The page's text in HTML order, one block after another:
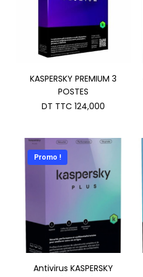
KASPERSKY PREMIUM 3
POSTES
DT TTC 124,000
Promo !
Antivirus KASPERSKY